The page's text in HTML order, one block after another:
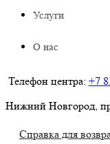
Услуги
О нас
Телефон центра: +7
Нижний Новгород,
Справка для